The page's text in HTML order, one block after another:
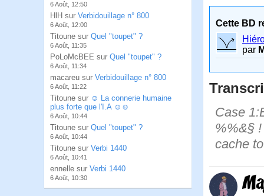
6 Août, 12:50
HlH sur Verbidouillage n° 800
6 Août, 12:00
Titoune sur Quel "toupet" ?
6 Août, 11:35
PoLoMcBEE sur Quel "toupet" ?
6 Août, 11:34
macareu sur Verbidouillage n° 800
6 Août, 11:22
Titoune sur ☺ La connerie humaine
plus forte que l'I.A ☺☺
6 Août, 10:44
Titoune sur Quel "toupet" ?
6 Août, 10:44
Titoune sur Verbi 1440
6 Août, 10:41
ennelle sur Verbi 1440
6 Août, 10:30
Cette BD
par
Case
%%&§
cache